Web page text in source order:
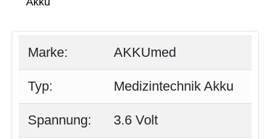
Marke: AKKUmed
Typ: Medizintechnik Akku
Spannung: 3.6 Volt